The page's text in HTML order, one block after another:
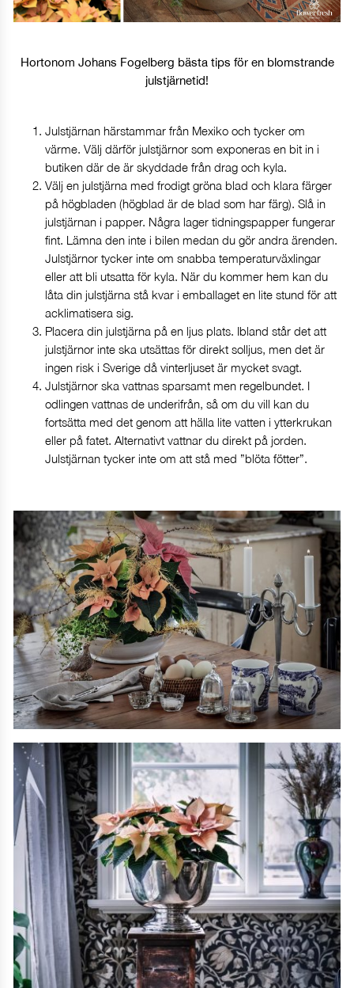
Hortonom Johans Fogelberg bästa tips för en blomstrande
julstjärnetid!
Julstjärnan härstammar från Mexiko och tycker om
värme. Välj därför julstjärnor som exponeras en bit in i
butiken där de är skyddade från drag och kyla.
Välj en julstjärna med frodigt gröna blad och klara färger
på högbladen (högblad är de blad som har färg). Slå in
julstjärnan i papper. Några lager tidningspapper fungerar
fint. Lämna den inte i bilen medan du gör andra ärenden.
Julstjärnor tycker inte om snabba temperaturväxlingar
eller att bli utsatta för kyla. När du kommer hem kan du
låta din julstjärna stå kvar i emballaget en lite stund för att
acklimatisera sig.
Placera din julstjärna på en ljus plats. Ibland står det att
julstjärnor inte ska utsättas för direkt solljus, men det är
ingen risk i Sverige då vinterljuset är mycket svagt.
Julstjärnor ska vattnas sparsamt men regelbundet. I
odlingen vattnas de underifrån, så om du vill kan du
fortsätta med det genom att hälla lite vatten i ytterkrukan
eller på fatet. Alternativt vattnar du direkt på jorden.
Julstjärnan tycker inte om att stå med ”blöta fötter”.